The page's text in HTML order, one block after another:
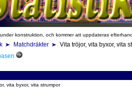
konstruktion, och kommer att uppdateras
Matchdräkter
Vita tröjor, vita byxor, vita
vita byxor, vita strumpor